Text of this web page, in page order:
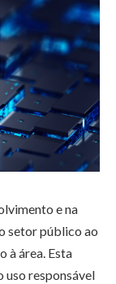
e na
setor público ao
à área. Esta
uso responsável